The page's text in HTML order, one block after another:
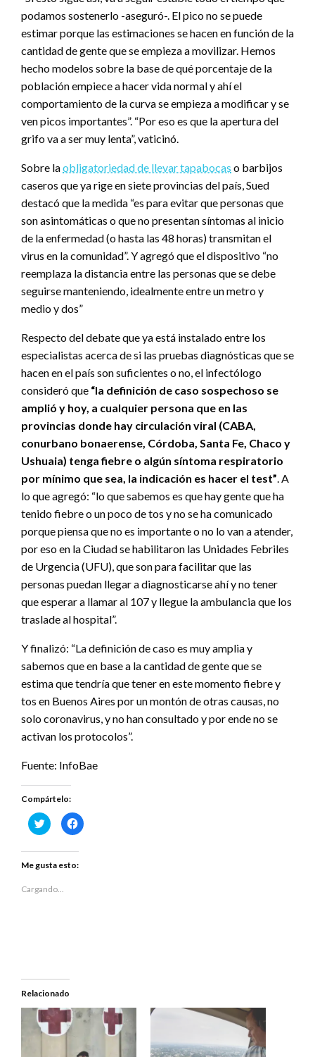
podamos sostenerlo -aseguró-. El pico no se puede
estimar porque las estimaciones se hacen en función de la
cantidad de gente que se empieza a movilizar. Hemos
hecho modelos sobre la base de qué porcentaje de la
población empiece a hacer vida normal y ahí el
comportamiento de la curva se empieza a modificar y se
ven picos importantes”. “Por eso es que la apertura del
grifo va a ser muy lenta”, vaticinó.
Sobre laobligatoriedad de llevar tapabocas o barbijos
caseros que ya rige en siete provincias del país, Sued
destacó que la medida “es para evitar que personas que
son asintomáticas o que no presentan síntomas al inicio
de la enfermedad (o hasta las 48 horas) transmitan el
virus en la comunidad”. Y agregó que el dispositivo “no
reemplaza la distancia entre las personas que se debe
seguirse manteniendo, idealmente entre un metro y
medio y dos”
Respecto del debate que ya está instalado entre los
especialistas acerca de si las pruebas diagnósticas que se
hacen en el país son suficientes o no, el infectólogo
consideró que “la definición de caso sospechoso se
amplió y hoy, a cualquier persona que en las
provincias donde hay circulación viral (CABA,
conurbano bonaerense, Córdoba, Santa Fe, Chaco y
Ushuaia) tenga fiebre o algún síntoma respiratorio
por mínimo que sea, la indicación es hacer el test” . A
lo que agregó: “lo que sabemos es que hay gente que ha
tenido fiebre o un poco de tos y no se ha comunicado
porque piensa que no es importante o no lo van a atender,
por eso en la Ciudad se habilitaron las Unidades Febriles
de Urgencia (UFU), que son para facilitar que las
personas puedan llegar a diagnosticarse ahí y no tener
que esperar a llamar al 107 y llegue la ambulancia que los
traslade al hospital”.
Y finalizó: “La definición de caso es muy amplia y
sabemos que en base a la cantidad de gente que se
estima que tendría que tener en este momento fiebre y
tos en Buenos Aires por un montón de otras causas, no
solo coronavirus, y no han consultado y por ende no se
activan los protocolos”.
Fuente: InfoBae
Compártelo:
Haz
clic
en
Twitter
(Se
en
Haz
clic
Me gusta esto:
Cargando...
Relacionado